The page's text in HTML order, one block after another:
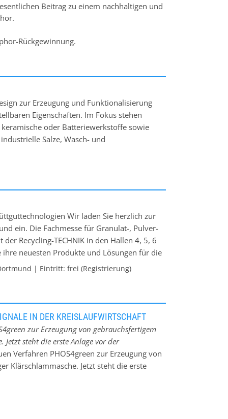
Beitrag zu einem nachhaltigen und
Rückgewinnung.
zur Erzeugung und Funktionalisierung
Eigenschaften. Im Fokus stehen
oder Batteriewerkstoffe sowie
Salze, Wasch- und
, Nahrungsergänzungs- und Arzneimittel.
gilt. Mit Glatt APPtec®, einer einzigartigen
Partikel in einem einzigen Prozessschritt im
und anschließend zu kalzinieren. Als
beherrscht Glatt diese wichtige
Partikeleigenschaften durch definierte
(Coating) oder
von der frühen Phase der
der Glatt Process & Plant Engineering
Lebensmittel-, Futtermittel-, Feinchemie-,
und in Betrieb genommen. Weltweit.
oder Strahlschichttechnologie, Glatt bietet
ohne eigene Produktionskapazitäten.
Wir laden Sie herzlich zur
ein. Die Fachmesse für Granulat-, Pulver-
Recycling-TECHNIK in den Hallen 4, 5, 6
neuesten Produkte und Lösungen für die
bis grobkörnigen Materialien
| Eintritt: frei (Registrierung)
IN DER KREISLAUFWIRTSCHAFT
zur Erzeugung von gebrauchsfertigem
steht die erste Anlage vor der
Verfahren PHOS4green zur Erzeugung von
Klärschlammasche. Jetzt steht die erste
von Glatt wird im Rahmen eines BMBF-
haben zusammen einen